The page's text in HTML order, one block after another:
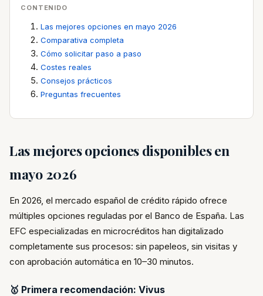
CONTENIDO
Las mejores opciones en mayo 2026
Comparativa completa
Cómo solicitar paso a paso
Costes reales
Consejos prácticos
Preguntas frecuentes
Las mejores opciones disponibles en
mayo 2026
En 2026, el mercado español de crédito rápido ofrece
múltiples opciones reguladas por el Banco de España. Las
EFC especializadas en microcréditos han digitalizado
completamente sus procesos: sin papeleos, sin visitas y
con aprobación automática en 10–30 minutos.
🥇 Primera recomendación: Vivus